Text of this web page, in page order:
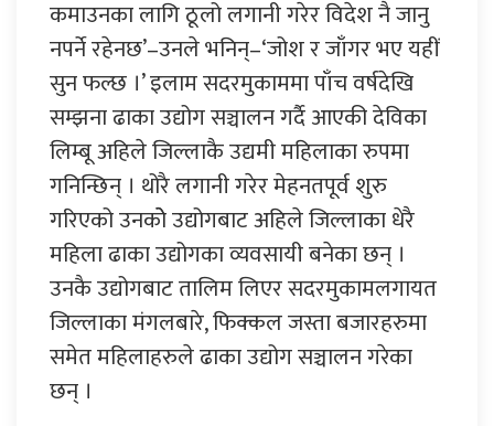
कमाउनका लागि ठूलो लगानी गरेर विदेश नै जानु
नपर्ने रहेनछ’–उनले भनिन्–‘जोश र जाँगर भए यहीं
सुन फल्छ ।’ इलाम सदरमुकाममा पाँच वर्षदेखि
सम्झना ढाका उद्योग सञ्चालन गर्दै आएकी देविका
लिम्बू अहिले जिल्लाकै उद्यमी महिलाका रुपमा
गनिन्छिन् । थोरै लगानी गरेर मेहनतपूर्व शुरु
गरिएको उनकोे उद्योगबाट अहिले जिल्लाका धेरै
महिला ढाका उद्योगका व्यवसायी बनेका छन् ।
उनकै उद्योगबाट तालिम लिएर सदरमुकामलगायत
जिल्लाका मंगलबारे, फिक्कल जस्ता बजारहरुमा
समेत महिलाहरुले ढाका उद्योग सञ्चालन गरेका
छन् ।